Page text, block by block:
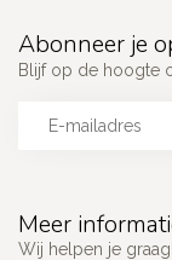
Meer
Wij helpen je
Abonneer je
Blijf op de hoogte